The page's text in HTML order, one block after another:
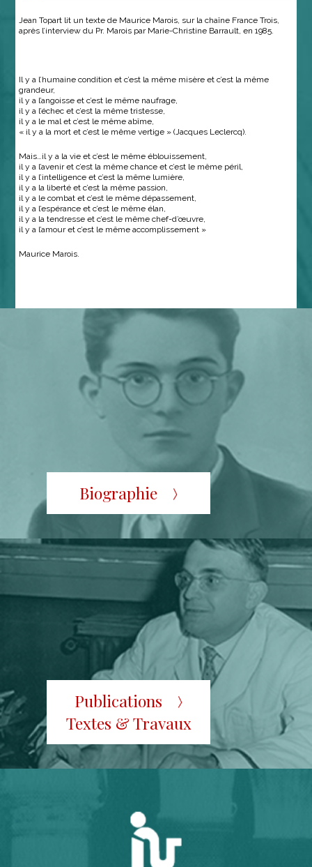
Jean Topart lit un texte de Maurice Marois, sur la chaîne France Trois,
après l’interview du Pr. Marois par Marie-Christine Barrault, en 1985.
Il y a l’humaine condition et c’est la même misère et c’est la même
grandeur,
il y a l’angoisse et c’est le même naufrage,
il y a l’échec et c’est la même tristesse,
il y a le mal et c’est le même abîme,
« il y a la mort et c’est le même vertige » (Jacques Leclercq).
Mais…il y a la vie et c’est le même éblouissement,
il y a l’avenir et c’est la même chance et c’est le même péril,
il y a l’intelligence et c’est la même lumière,
il y a la liberté et c’est la même passion,
il y a le combat et c’est le même dépassement,
il y a l’espérance et c’est le même élan,
il y a la tendresse et c’est le même chef-d’œuvre,
il y a l’amour et c’est le même accomplissement »
Maurice Marois.
Biographie
Publications
Textes & Travaux